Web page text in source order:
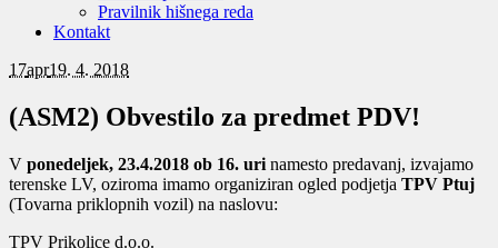
Pravilnik hišnega reda
Kontakt
17apr19. 4. 2018
(ASM2) Obvestilo za predmet PDV!
V ponedeljek, 23.4.2018 ob 16. uri namesto predavanj, izvajamo
terenske LV, oziroma imamo organiziran ogled podjetja TPV Ptuj
(Tovarna priklopnih vozil) na naslovu:
TPV Prikolice d.o.o.